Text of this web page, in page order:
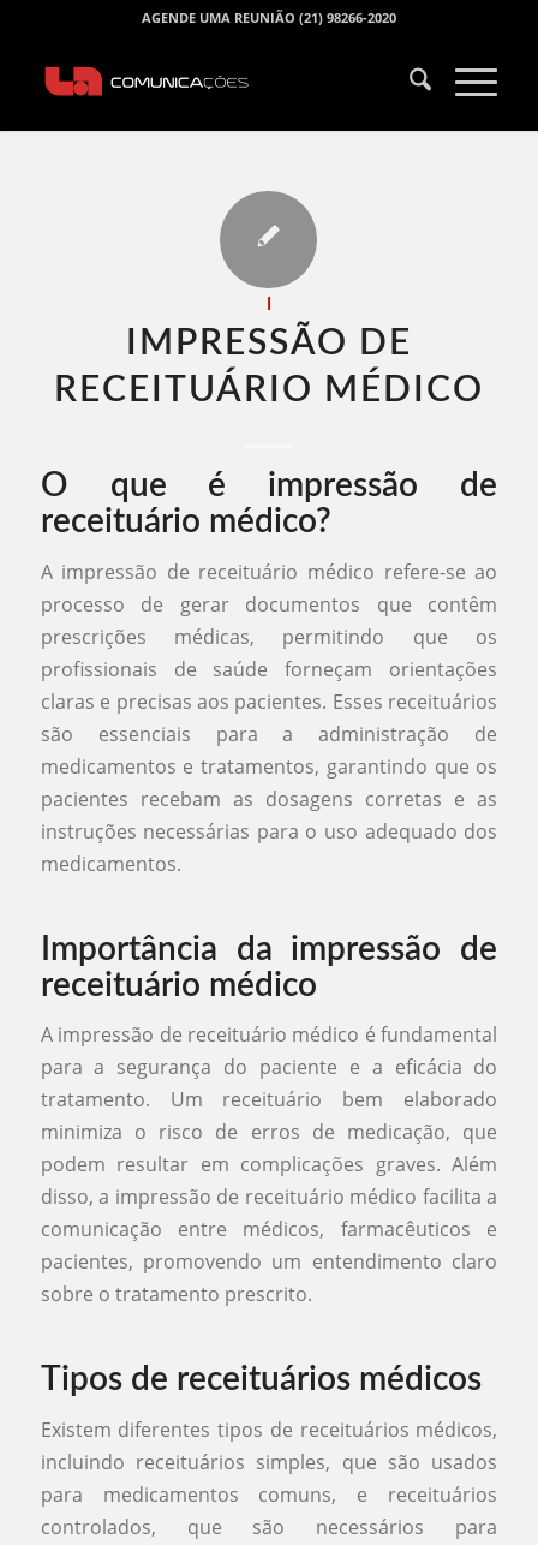
AGENDE UMA REUNIÃO (21) 98266-2020
IMPRESSÃO DE
RECEITUÁRIO MÉDICO​
O que é impressão de
receituário médico?
A impressão de receituário médico refere-se ao
processo de gerar documentos que contêm
prescrições médicas, permitindo que os
profissionais de saúde forneçam orientações
claras e precisas aos pacientes. Esses receituários
são essenciais para a administração de
medicamentos e tratamentos, garantindo que os
pacientes recebam as dosagens corretas e as
instruções necessárias para o uso adequado dos
medicamentos.
Importância da impressão de
receituário médico
A impressão de receituário médico é fundamental
para a segurança do paciente e a eficácia do
tratamento. Um receituário bem elaborado
minimiza o risco de erros de medicação, que
podem resultar em complicações graves. Além
disso, a impressão de receituário médico facilita a
comunicação entre médicos, farmacêuticos e
pacientes, promovendo um entendimento claro
sobre o tratamento prescrito.
Tipos de receituários médicos
Existem diferentes tipos de receituários médicos,
incluindo receituários simples, que são usados
para medicamentos comuns, e receituários
controlados, que são necessários para